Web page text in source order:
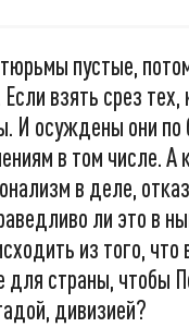
пустые,
взять срез
И осуждены они по
в том числе. А
в деле,
ли это в
из того,
для страны, чтобы
дивизией?